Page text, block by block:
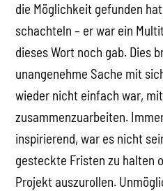
die Möglichkeit gefunden
schachteln – er war ein
dieses Wort noch gab. Dies
unangenehme Sache mit
wieder nicht einfach war,
zusammenzuarbeiten.
inspirierend, war es nicht
gesteckte Fristen zu halten
Projekt auszurollen.